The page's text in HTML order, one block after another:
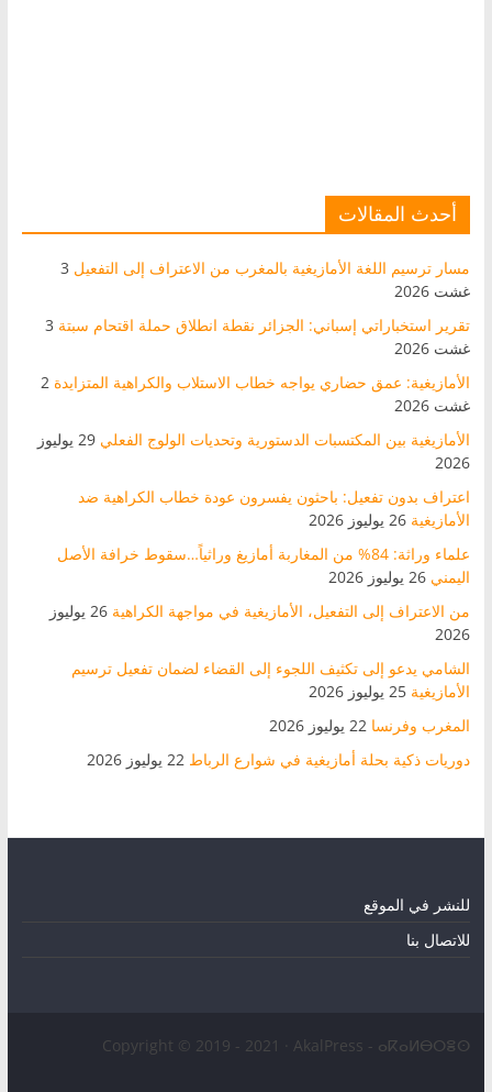
أحدث المقالات
مسار ترسيم اللغة الأمازيغية بالمغرب من الاعتراف إلى التفعيل 3
غشت 2026
تقرير استخباراتي إسباني: الجزائر نقطة انطلاق حملة اقتحام سبتة 3
غشت 2026
الأمازيغية: عمق حضاري يواجه خطاب الاستلاب والكراهية المتزايدة 2
غشت 2026
الأمازيغية بين المكتسبات الدستورية وتحديات الولوج الفعلي
29 يوليوز
2026
اعتراف بدون تفعيل: باحثون يفسرون عودة خطاب الكراهية ضد
الأمازيغية 26 يوليوز 2026
علماء وراثة: 84% من المغاربة أمازيغ وراثياً…سقوط خرافة الأصل
اليمني 26 يوليوز 2026
من الاعتراف إلى التفعيل، الأمازيغية في مواجهة الكراهية
26 يوليوز
2026
الشامي يدعو إلى تكثيف اللجوء إلى القضاء لضمان تفعيل ترسيم
الأمازيغية 25 يوليوز 2026
المغرب وفرنسا 22 يوليوز 2026
دوريات ذكية بحلة أمازيغية في شوارع الرباط 22 يوليوز 2026
للنشر في الموقع
للاتصال بنا
Copyright © 2019 - 2021 · AkalPress - ⴰⴽⴰⵍⴱⵔⴻⵙ